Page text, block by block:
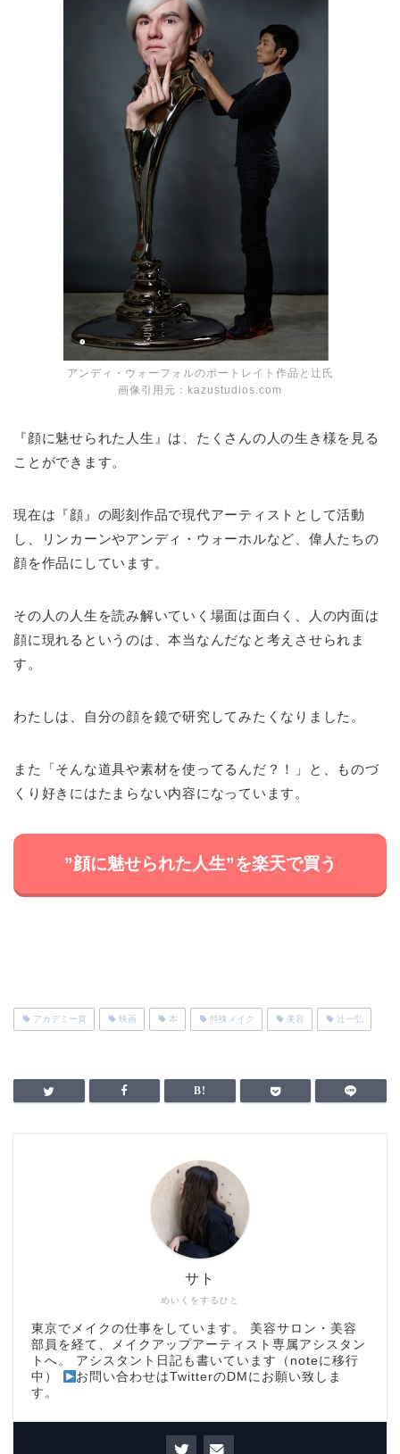
アンディ・ウォーフォルのポートレイト作品と辻氏
画像引用元：kazustudios.com
『顔に魅せられた人生』は、たくさんの人の生き様を見る
ことができます。
現在は『顔』の彫刻作品で現代アーティストとして活動
し、リンカーンやアンディ・ウォーホルなど、偉人たちの
顔を作品にしています。
その人の人生を読み解いていく場面は面白く、人の内面は
顔に現れるというのは、本当なんだなと考えさせられま
す。
わたしは、自分の顔を鏡で研究してみたくなりました。
また「そんな道具や素材を使ってるんだ？！」と、ものづ
くり好きにはたまらない内容になっています。
”顔に魅せられた人生”を楽天で買う
アカデミー賞 映画 本 特殊メイク 美容 辻一弘
めいくをするひと
サト
東京でメイクの仕事をしています。 美容サロン・美容
部員を経て、メイクアップアーティスト専属アシスタン
トへ。 アシスタント日記も書いています（noteに移行
中）
お問い合わせはTwitterのDMにお願い致しま
す。